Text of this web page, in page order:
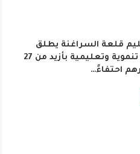
قلعة السراغنة يطلق
مشاريع تنموية وتعليمية بأزيد من 27
احتفاءً…